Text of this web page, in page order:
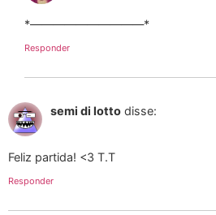
*——————————*
Responder
semi di lotto disse:
Feliz partida! <3 T.T
Responder